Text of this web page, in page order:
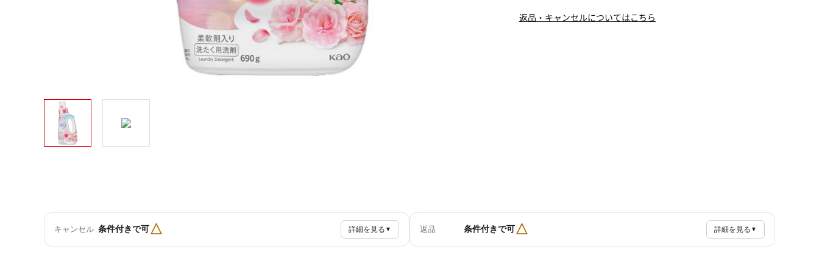
返品・キャンセルについてはこちら
キャンセル 条件付きで可△ 詳細を見る ▼ 返品 条件付きで可△ 詳細を見る ▼